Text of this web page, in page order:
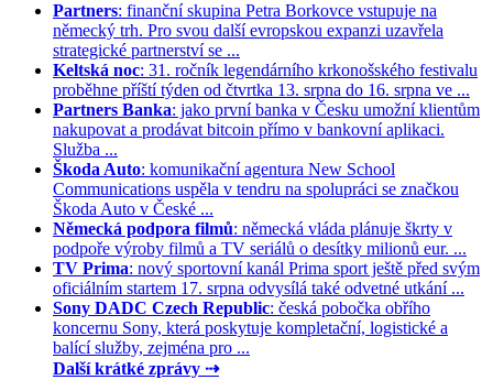
Partners: finanční skupina Petra Borkovce vstupuje na
německý trh. Pro svou další evropskou expanzi uzavřela
strategické partnerství se ...
Keltská noc: 31. ročník legendárního krkonošského festivalu
proběhne příští týden od čtvrtka 13. srpna do 16. srpna ve ...
Partners Banka: jako první banka v Česku umožní klientům
nakupovat a prodávat bitcoin přímo v bankovní aplikaci.
Služba ...
Škoda Auto: komunikační agentura New School
Communications uspěla v tendru na spolupráci se značkou
Škoda Auto v České ...
Německá podpora filmů: německá vláda plánuje škrty v
podpoře výroby filmů a TV seriálů o desítky milionů eur. ...
TV Prima: nový sportovní kanál Prima sport ještě před svým
oficiálním startem 17. srpna odvysílá také odvetné utkání ...
Sony DADC Czech Republic: česká pobočka obřího
koncernu Sony, která poskytuje kompletační, logistické a
balící služby, zejména pro ...
Další krátké zprávy ⇢